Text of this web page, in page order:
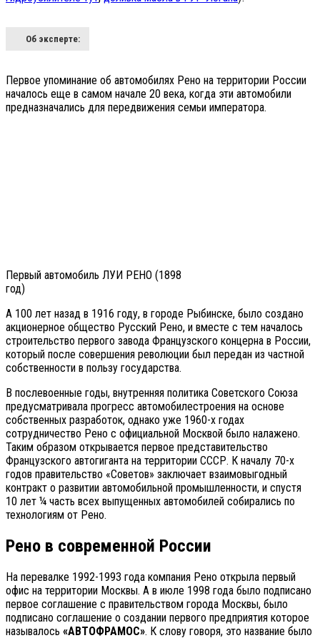
Об эксперте:
Первое упоминание об автомобилях Рено на территории России
началось еще в самом начале 20 века, когда эти автомобили
предназначались для передвижения семьи императора.
Первый автомобиль ЛУИ РЕНО (1898
год)
А 100 лет назад в 1916 году, в городе Рыбинске, было создано
акционерное общество Русский Рено, и вместе с тем началось
строительство первого завода Французского концерна в России,
который после совершения революции был передан из частной
собственности в пользу государства.
В послевоенные годы, внутренняя политика Советского Союза
предусматривала прогресс автомобилестроения на основе
собственных разработок, однако уже 1960-х годах
сотрудничество Рено с официальной Москвой было налажено.
Таким образом открывается первое представительство
Французского автогиганта на территории СССР. К началу 70-х
годов правительство «Советов» заключает взаимовыгодный
контракт о развитии автомобильной промышленности, и спустя
10 лет ¼ часть всех выпущенных автомобилей собирались по
технологиям от Рено.
Рено в современной России
На перевалке 1992-1993 года компания Рено открыла первый
офис на территории Москвы. А в июле 1998 года было подписано
первое соглашение с правительством города Москвы, было
подписано соглашение о создании первого предприятия которое
называлось «АВТОФРАМОС». К слову говоря, это название было